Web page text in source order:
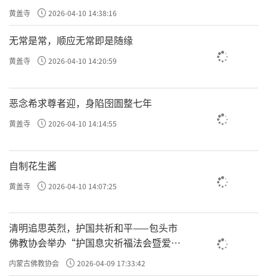
黄盖寺 2026-04-10 14:38:16
无常是常，顺应无常即是随缘
黄盖寺 2026-04-10 14:20:59
恶念希求尊者迎，身陷囹圄整七年
黄盖寺 2026-04-10 14:14:55
自制花生酱
黄盖寺 2026-04-10 14:07:25
清明追思英烈，护国共祈和平——包头市
佛教协会举办“护国息灾祈福法会暨爱国
主义电影观影活动”
内蒙古佛教协会 2026-04-09 17:33:42